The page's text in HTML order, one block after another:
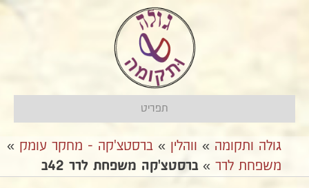
תפריט
גולה ותקומה » ווהלין » ברסטצ'קה - מחקר עומק »
משפחת לרר »ברסטצ'קה משפחת לרר 42ב